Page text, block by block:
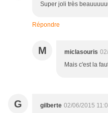
Super joli très
Répondre
M miclasouris
Mais c'est la
G gilberte 02/06/2015